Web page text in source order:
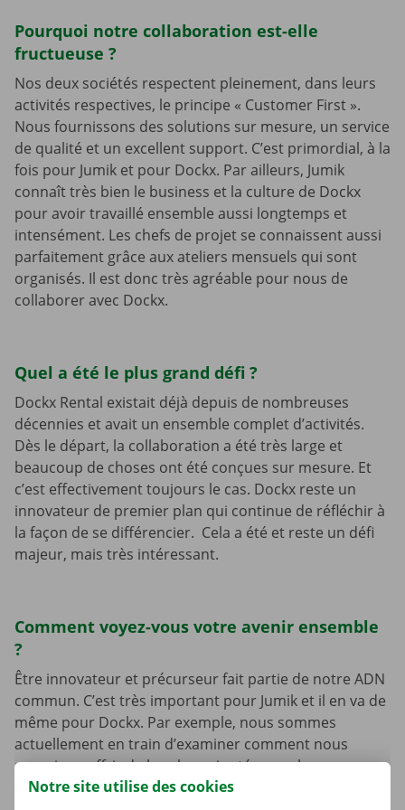
Pourquoi notre collaboration est-elle
fructueuse ?
Nos deux sociétés respectent pleinement, dans leurs
activités respectives, le principe « Customer First ».
Nous fournissons des solutions sur mesure, un service
de qualité et un excellent support. C’est primordial, à la
fois pour Jumik et pour Dockx. Par ailleurs, Jumik
connaît très bien le business et la culture de Dockx
pour avoir travaillé ensemble aussi longtemps et
intensément. Les chefs de projet se connaissent aussi
parfaitement grâce aux ateliers mensuels qui sont
organisés. Il est donc très agréable pour nous de
collaborer avec Dockx.
Quel a été le plus grand défi ?
Dockx Rental existait déjà depuis de nombreuses
décennies et avait un ensemble complet d’activités.
Dès le départ, la collaboration a été très large et
beaucoup de choses ont été conçues sur mesure. Et
c’est effectivement toujours le cas. Dockx reste un
innovateur de premier plan qui continue de réfléchir à
la façon de se différencier. Cela a été et reste un défi
majeur, mais très intéressant.
Comment voyez-vous votre avenir ensemble
?
Être innovateur et précurseur fait partie de notre ADN
commun. C’est très important pour Jumik et il en va de
même pour Dockx. Par exemple, nous sommes
actuellement en train d’examiner comment nous
pourrions offrir de la valeur ajoutée avec la
télématique des véhicules, le passage aux véhicules
Notre site utilise des cookies